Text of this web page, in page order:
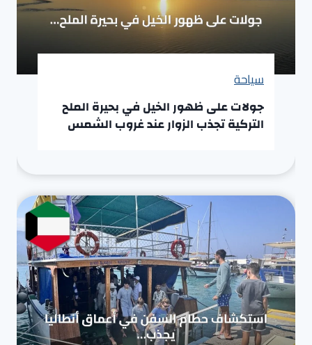
سياحة
جولات على ظهور الخيل في بحيرة الملح
التركية تجذب الزوار عند غروب الشمس